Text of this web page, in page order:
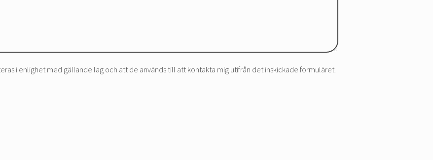
i enlighet med gällande lag och att de används till att kontakta mig utifrån det inskickade formuläret.